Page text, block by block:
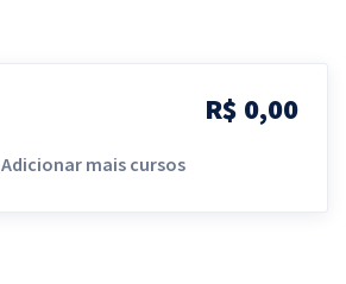
R$ 0,00
Adicionar mais cursos